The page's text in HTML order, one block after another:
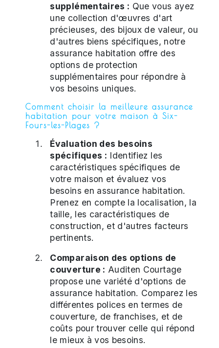
supplémentaires : Que vous ayez
une collection d'œuvres d'art
précieuses, des bijoux de valeur, ou
d'autres biens spécifiques, notre
assurance habitation offre des
options de protection
supplémentaires pour répondre à
vos besoins uniques.
Comment choisir la meilleure assurance
habitation pour votre maison à Six-
Fours-les-Plages ?
Évaluation des besoins
spécifiques : Identifiez les
caractéristiques spécifiques de
votre maison et évaluez vos
besoins en assurance habitation.
Prenez en compte la localisation, la
taille, les caractéristiques de
construction, et d'autres facteurs
pertinents.
Comparaison des options de
couverture : Auditen Courtage
propose une variété d'options de
assurance habitation. Comparez les
différentes polices en termes de
couverture, de franchises, et de
coûts pour trouver celle qui répond
le mieux à vos besoins.